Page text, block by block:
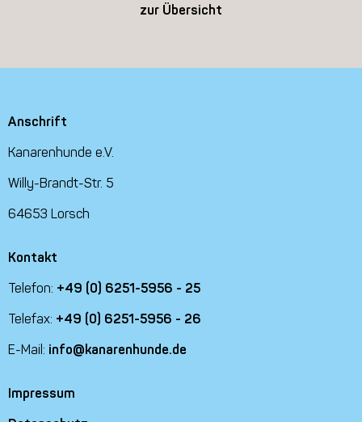
zur Übersicht
Anschrift
Kanarenhunde e.V.
Willy-Brandt-Str. 5
64653 Lorsch
Kontakt
Telefon: +49 (0) 6251-5956 - 25
Telefax: +49 (0) 6251-5956 - 26
E-Mail: info@kanarenhunde.de
Impressum